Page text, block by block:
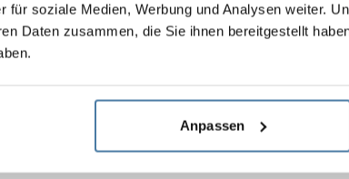
für soziale Medien, Werbung und Analysen weiter.
Daten zusammen, die Sie ihnen bereitgestellt
Anpassen